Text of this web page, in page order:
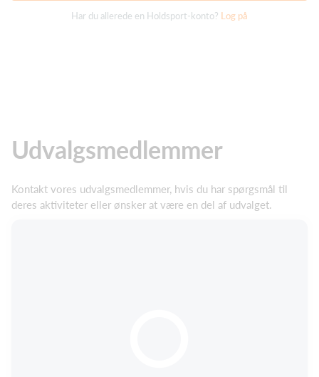
Har du allerede en Holdsport-konto? Log på
Udvalgsmedlemmer
Kontakt vores udvalgsmedlemmer, hvis du har spørgsmål til
deres aktiviteter eller ønsker at være en del af udvalget.